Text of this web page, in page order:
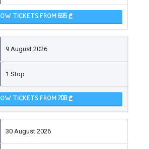
OW TICKETS FROM 695
9 August 2026
1 Stop
OW TICKETS FROM 708
30 August 2026